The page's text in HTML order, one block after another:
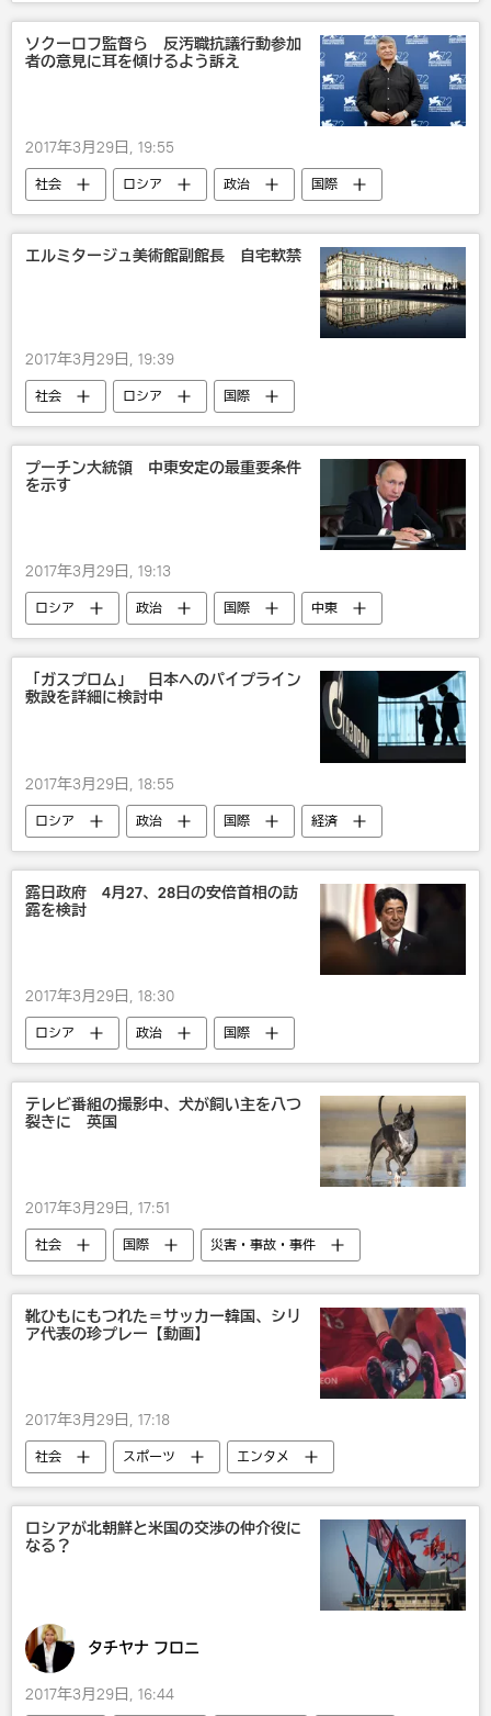
ソクーロフ監督ら 反汚職抗議行動参加
者の意見に耳を傾けるよう訴え
2017年3月29日, 19:55
社会 ロシア 政治
国際
文化
抗議
エルミタージュ美術館副館長 自宅軟禁
2017年3月29日, 19:39
社会 ロシア
国際
災害・事故・事件
文化 詐欺
プーチン大統領 中東安定の最重要条件
を示す
2017年3月29日, 19:13
ロシア 政治 国際
中東
パレスチナ
イスラエル
ウラジーミル・プーチン
「ガスプロム」 日本へのパイプライン
敷設を詳細に検討中
2017年3月29日, 18:55
ロシア 政治 国際
経済
国内
ガスプロム 露日経済協力
露日政府 4月27、28日の安倍首相の訪
露を検討
2017年3月29日, 18:30
ロシア 政治 国際
テレビ番組の撮影中、犬が飼い主を八つ
裂きに 英国
2017年3月29日, 17:51
社会 国際
災害・事故・事件
欧州
靴ひもにもつれた＝サッカー韓国、シリ
ア代表の珍プレー【動画】
2017年3月29日, 17:18
社会 スポーツ
エンタメ
韓国
シリア サッカー
ロシアが北朝鮮と米国の交渉の仲介役に
なる？
タチヤナ フロニ
2017年3月29日, 16:44